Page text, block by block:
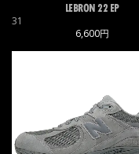
LEBRON 22 EP
31
6,600円